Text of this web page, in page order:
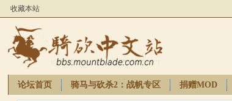
收藏本站
论坛首页 骑马与砍杀2：战帆专区 捐赠MOD